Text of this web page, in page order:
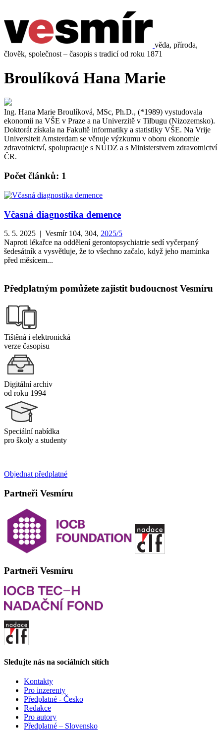
věda, příroda,
člověk, společnost – časopis s tradicí od roku 1871
Broulíková Hana Marie
Ing. Hana Marie Broulíková, MSc, Ph.D., (*1989) vystudovala
ekonomii na VŠE v Praze a na Univerzitě v Tilbugu (Nizozemsko).
Doktorát získala na Fakultě informatiky a statistiky VŠE. Na Vrije
Universiteit Amsterdam se věnuje výzkumu v oboru ekonomie
zdravotnictví, spolupracuje s NÚDZ a s Ministerstvem zdravotnictví
ČR.
Počet článků: 1
Včasná diagnostika demence
5. 5. 2025 | Vesmír 104, 304, 2025/5
Naproti lékařce na oddělení gerontopsychiatrie sedí vyčerpaný
šedesátník a vysvětluje, že to všechno začalo, když jeho maminka
před měsícem...
Předplatným pomůžete zajistit budoucnost Vesmíru
Tištěná i elektronická
verze časopisu
Digitální archiv
od roku 1994
Speciální nabídka
pro školy a studenty
Objednat předplatné
Partneři Vesmíru
Partneři Vesmíru
Sledujte nás na sociálních sítích
Kontakty
Pro inzerenty
Předplatné - Česko
Redakce
Pro autory
Předplatné – Slovensko